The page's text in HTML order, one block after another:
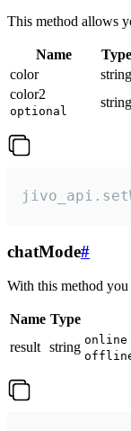
This method allows
Name Type
color
string
color2
optional
string
chatMode#
With this method
Name Type
result string online